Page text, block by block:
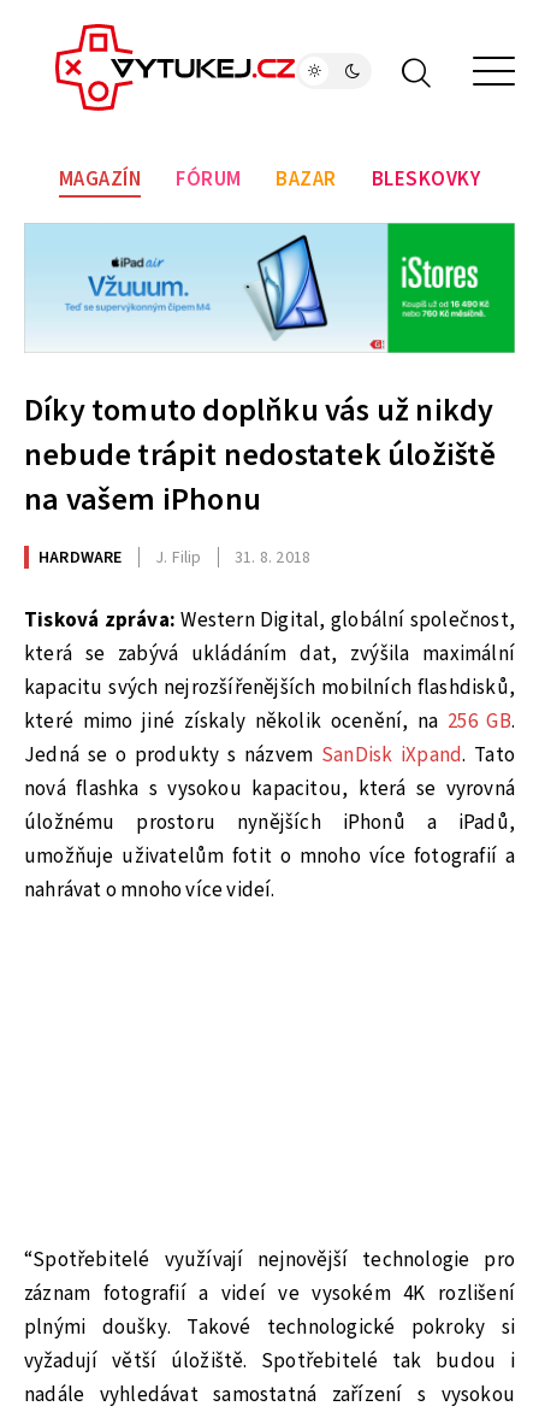
MAGAZÍN FÓRUM BAZAR BLESKOVKY
Díky tomuto doplňku vás už nikdy
nebude trápit nedostatek úložiště
na vašem iPhonu
HARDWARE J. Filip 31. 8. 2018
Tisková zpráva: Western Digital, globální společnost,
která se zabývá ukládáním dat, zvýšila maximální
kapacitu svých nejrozšířenějších mobilních flashdisků,
které mimo jiné získaly několik ocenění, na 256 GB.
Jedná se o produkty s názvem SanDisk iXpand. Tato
nová flashka s vysokou kapacitou, která se vyrovná
úložnému prostoru nynějších iPhonů a iPadů,
umožňuje uživatelům fotit o mnoho více fotografií a
nahrávat o mnoho více videí.
“Spotřebitelé využívají nejnovější technologie pro
záznam fotografií a videí ve vysokém 4K rozlišení
plnými doušky. Takové technologické pokroky si
vyžadují větší úložiště. Spotřebitelé tak budou i
nadále vyhledávat samostatná zařízení s vysokou